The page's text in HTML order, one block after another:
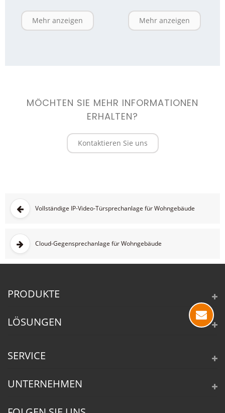
Mehr anzeigen Mehr anzeigen
MÖCHTEN SIE MEHR INFORMATIONEN
ERHALTEN?
Kontaktieren Sie uns
Vollständige IP-Video-Türsprechanlage für Wohngebäude
Cloud-Gegensprechanlage für Wohngebäude
PRODUKTE
LÖSUNGEN
SERVICE
UNTERNEHMEN